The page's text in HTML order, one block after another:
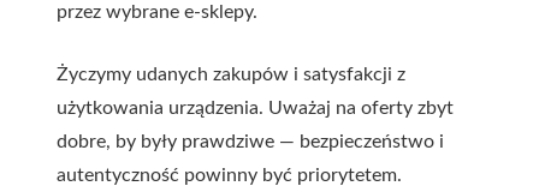
przez wybrane e-sklepy.
Życzymy udanych zakupów i satysfakcji z
użytkowania urządzenia. Uważaj na oferty zbyt
dobre, by były prawdziwe — bezpieczeństwo i
autentyczność powinny być priorytetem.